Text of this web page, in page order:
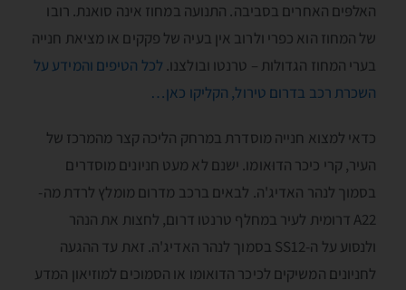
האלפּים האחרים בסביבה. התנועה במחוז אינה סואנת. רובו
של המחוז הוא כפרי ולרוב אין בעיה של פקקים או מציאת חנייה
בערי המחוז הגדולות – טרנטו ובולצנו. לכל הטיפים והמידע על
השכרת רכב בדרום טירול, הקליקו כאן…
כדאי למצוא חנייה מוסדרת במרחק הליכה קצר מהמרכז של
העיר, קרי כיכר הדוּאומו. ישנם לא מעט חניונים מוסדרים
בסמוך לנהר האדיג'ה. לבאים ברכב מדרום מומלץ לרדת מה-
A22 דרומית לעיר במחלף טרנטו דרום, לחצות את הנהר
ולנסוע על ה-SS12 בסמוך לנהר האדיג'ה. זאת עד ההגעה
לחניונים המשיקים לכיכר הדואומו או הסמוכים למוזיאון המדע